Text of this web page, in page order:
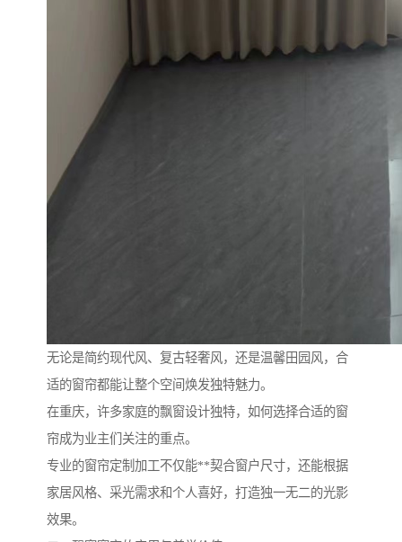
无论是简约现代风、复古轻奢风，还是温馨田园风，合
适的窗帘都能让整个空间焕发独特魅力。
在重庆，许多家庭的飘窗设计独特，如何选择合适的窗
帘成为业主们关注的重点。
专业的窗帘定制加工不仅能**契合窗户尺寸，还能根据
家居风格、采光需求和个人喜好，打造独一无二的光影
效果。